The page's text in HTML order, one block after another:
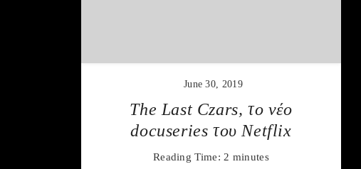
June 30, 2019
The Last Czars, το νέο
docuseries του Netflix
Reading Time:2 minutes